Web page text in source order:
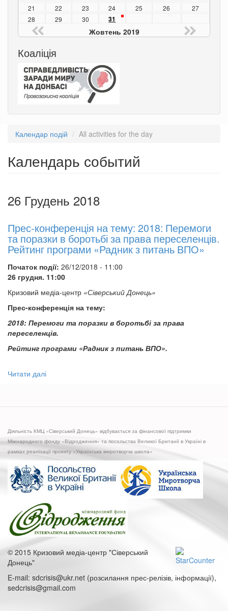
21
22 23 24 25 26
27
28
29 30 31
Жовтень 2019
Коаліція
Календар подій All activities for the day
Календарь событий
26 Грудень 2018
Прес-конференція на тему: 2018: Перемоги
та поразки в боротьбі за права переселенців.
Рейтинг програми «Радник з питань ВПО»
Початок події: 26/12/2018 - 11:00
26 грудня. 11:00
Кризовий медіа-центр «Сіверський Донець»
Прес-конференція на тему:
2018: Перемоги та поразки в боротьбі за права
переселенців.
Рейтинг програми «Радник з питань ВПО».
Читати далі
Перемоги
та
поразки
в
боротьбі
за
права
переселенців.
Рейтинг
програми
«Радник
питань
Діяльність КМЦ «Сіверський Донець» відбувається за фінансової підтримки
Міжнародного фонду «Відродження» та посольства Великої Британії в Україні в
рамках реалізації проекту «Українська миротворча школа»
© 2015 Кризовий медіа-центр "Сіверський
Донець"
E-mail: sdcrisis@ukr.net (розсилання прес-релізів, інформації),
sedcrisis@gmail.com